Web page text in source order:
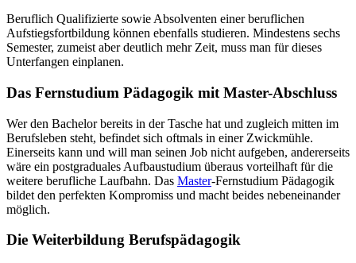
Beruflich Qualifizierte sowie Absolventen einer beruflichen
Aufstiegsfortbildung können ebenfalls studieren. Mindestens sechs
Semester, zumeist aber deutlich mehr Zeit, muss man für dieses
Unterfangen einplanen.
Das Fernstudium Pädagogik mit Master-Abschluss
Wer den Bachelor bereits in der Tasche hat und zugleich mitten im
Berufsleben steht, befindet sich oftmals in einer Zwickmühle.
Einerseits kann und will man seinen Job nicht aufgeben, andererseits
wäre ein postgraduales Aufbaustudium überaus vorteilhaft für die
weitere berufliche Laufbahn. Das Master-Fernstudium Pädagogik
bildet den perfekten Kompromiss und macht beides nebeneinander
möglich.
Die Weiterbildung Berufspädagogik